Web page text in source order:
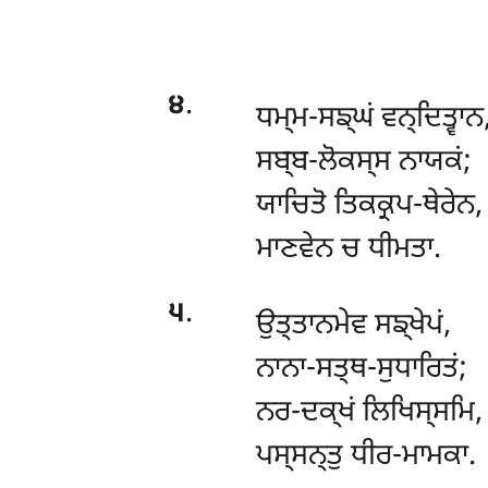
੪. ਧਮ੍ਮ-ਸਙ੍ਘਂ
ਸਬ੍ਬ-ਲੋਕਸ੍ਸ ਨਾਯਕਂ;
ਯਾਚਿਤੋ ਤਿਕਕ੍ਰਪ-ਥੇਰੇਨ,
ਮਾਣਵੇਨ ਚ ਧੀਮਤਾ.
੫.
ਉਤ੍ਤਾਨਮੇਵ ਸਙ੍ਖੇਪਂ,
ਨਾਨਾ-ਸਤ੍ਥ-ਸੁਧਾਰਿਤਂ;
ਨਰ-ਦਕ੍ਖਂ ਲਿਖਿਸ੍ਸਮਿ,
ਪਸ੍ਸਨ੍ਤੁ ਧੀਰ-ਮਾਮਕਾ.